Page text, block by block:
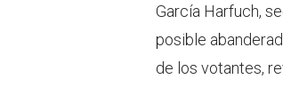
García Harfuch,
posible
de los votantes,